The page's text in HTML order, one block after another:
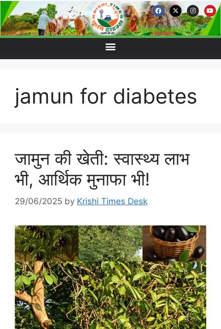
jamun for diabetes
जामुन की खेती: स्वास्थ्य लाभ
भी, आर्थिक मुनाफा भी!
29/06/2025 by Krishi Times Desk